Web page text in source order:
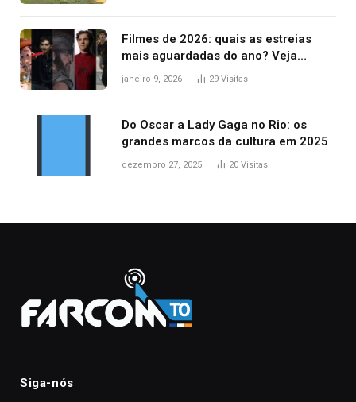
Filmes de 2026: quais as estreias
mais aguardadas do ano? Veja
principais lançamentos do cinema
janeiro 9, 2026 29 Visitas
Do Oscar a Lady Gaga no Rio: os
grandes marcos da cultura em 2025
dezembro 27, 2025 20 Visitas
Siga-nós